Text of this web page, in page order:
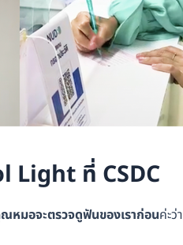
Light ที่ CSDC
หมอจะตรวจดูฟันของเราก่อนค่ะว่า